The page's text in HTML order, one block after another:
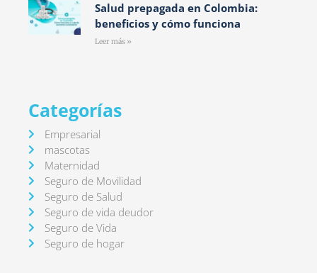
Salud prepagada en Colombia:
beneficios y cómo funciona
Leer más »
Categorías
Empresarial
mascotas
Maternidad
Seguro de Movilidad
Seguro de Salud
Seguro de vida deudor
Seguro de Vida
Seguro de hogar